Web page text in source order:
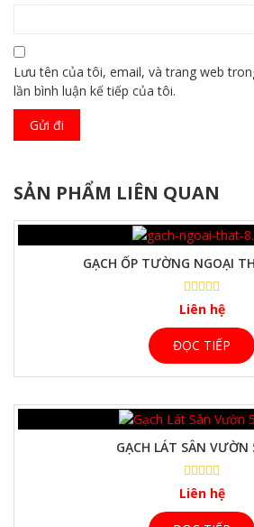
Lưu tên của tôi, email, và trang web
lần bình luận kế tiếp của tôi.
SẢN PHẨM LIÊN QUAN
GẠCH ỐP TƯỜNG NGOẠI
Liên hệ
ĐỌC TIẾP
GẠCH LÁT SÂN VƯỜN
Liên hệ